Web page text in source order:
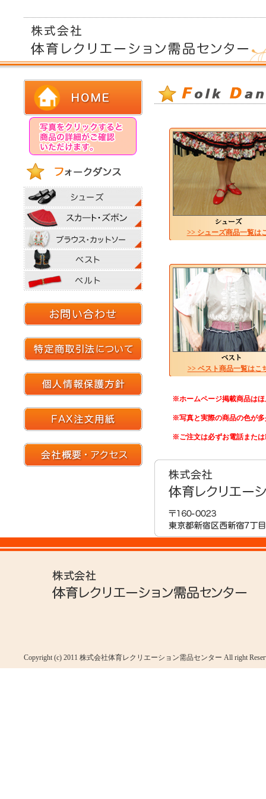
>> シューズ商品一覧は
>> ベスト商品一覧はこ
※ホームページ掲載商品は
※写真と実際の商品の色が
※ご注文は必ずお電話また
Copyright (c) 2011 株式会社体育レクリエーション需品センター All right